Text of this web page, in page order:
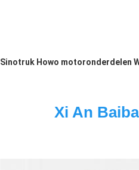
Sinotruk Howo motoronderdelen
Xi An